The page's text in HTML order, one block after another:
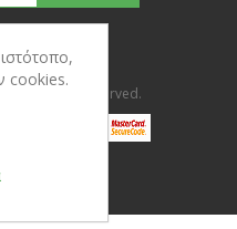
All rights reserved.
cookies.